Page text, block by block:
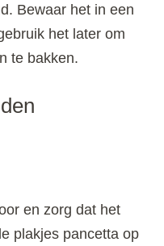
Bewaar het in een
het later om
te bakken.
en zorg dat het
plakjes pancetta op